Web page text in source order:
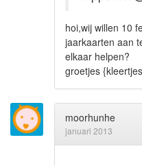
hoi,wij willen 10
jaarkaarten aan
elkaar helpen?
groetjes
moorhunhe
januari 2013